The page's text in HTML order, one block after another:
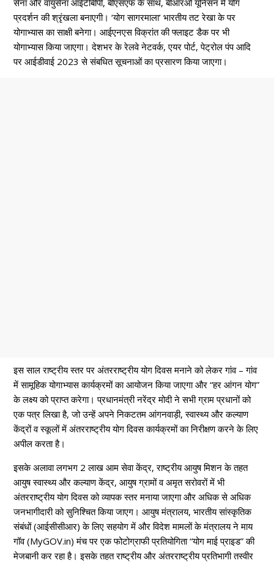
प्रदर्शन की श्रृंखला बनाएगी। ‘योग सागरमाला’ भारतीय तट रेखा के पर
योगाभ्यास का साक्षी बनेगा। आईएनएस विक्रांत की फ्लाइट डैक पर भी
योगाभ्यास किया जाएगा। देशभर के रेलवे नेटवर्क, एयर पोर्ट, पेट्रोल पंप आदि
पर आईडीवाई 2023 से संबधित सूचनाओं का प्रसारण किया जाएगा।
इस साल राष्ट्रीय स्तर पर अंतरराष्ट्रीय योग दिवस मनाने को लेकर गांव – गांव
में सामूहिक योगाभ्यास कार्यक्रमों का आयोजन किया जाएगा और “हर आंगन योग”
के लक्ष्य को प्राप्त करेगा। प्रधानमंत्री नरेंद्र मोदी ने सभी ग्राम प्रधानों को
एक पत्र लिखा है, जो उन्हें अपने निकटतम आंगनवाड़ी, स्वास्थ्य और कल्याण
केंद्रों व स्कूलों में अंतरराष्ट्रीय योग दिवस कार्यक्रमों का निरीक्षण करने के लिए
अपील करता है।
इसके अलावा लगभग 2 लाख आम सेवा केंद्र, राष्ट्रीय आयुष मिशन के तहत
आयुष स्वास्थ्य और कल्याण केंद्र, आयुष ग्रामों व अमृत सरोवरों में भी
अंतरराष्ट्रीय योग दिवस को व्यापक स्तर मनाया जाएगा और अधिक से अधिक
जनभागीदारी को सुनिश्चित किया जाएग। आयुष मंत्रालय, भारतीय सांस्कृतिक
संबंधों (आईसीसीआर) के लिए सहयोग में और विदेश मामलों के मंत्रालय ने माय
गॉव (MyGOV.in) मंच पर एक फोटोग्राफी प्रतियोगिता “योग माई प्राइड” की
मेजबानी कर रहा है। इसके तहत राष्ट्रीय और अंतरराष्ट्रीय प्रतिभागी तस्वीर